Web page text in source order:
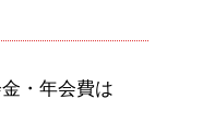
・年会費は